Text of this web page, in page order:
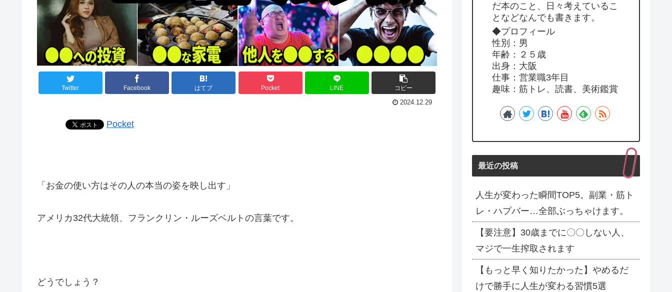
Twitter Facebook はてブ Pocket LINE コピー
2024.12.29
Pocket
「お金の使い方はその人の本当の姿を映し出す」
アメリカ32代大統領、フランクリン・ルーズベルトの言葉です。
どうでしょう？
だ本のこと、日々考えているこ
となどなんでも書きます。
◆プロフィール
性別：男
年齢：２５歳
出身：大阪
仕事：営業職3年目
趣味：筋トレ、読書、美術鑑賞
最近の投稿
人生が変わった瞬間TOP5。副業・筋ト
レ・ハプバー…全部ぶっちゃけます。
【要注意】30歳までに〇〇しない人、
マジで一生搾取されます
【もっと早く知りたかった】やめるだ
けで勝手に人生が変わる習慣5選